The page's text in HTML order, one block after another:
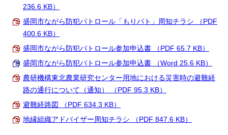
236.6 KB）
盛岡市ながら防犯パトロール「もりパト」周知チラシ （PDF
400.6 KB）
盛岡市ながら防犯パトロール参加申込書 （PDF 65.7 KB）
盛岡市ながら防犯パトロール参加申込書 （Word 25.6 KB）
農研機構東北農業研究センター用地における災害時の避難経
路の通行について（通知） （PDF 95.3 KB）
避難経路図 （PDF 634.3 KB）
地縁組織アドバイザー周知チラシ （PDF 847.6 KB）